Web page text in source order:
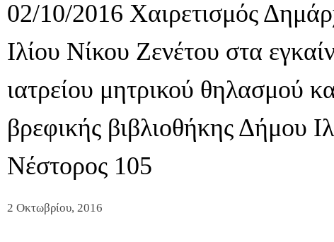
02/10/2016 Χαιρετισμός
Ιλίου Νίκου Ζενέτου στα
ιατρείου μητρικού θηλασμού
βρεφικής βιβλιοθήκης Δήμου
Νέστορος 105
2 Οκτωβρίου, 2016